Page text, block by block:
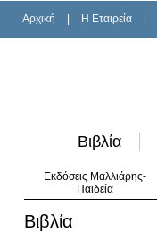
Αρχική H Εταιρεία
Βιβλία
Εκδόσεις Μαλλιάρης-
Παιδεία
Βιβλία